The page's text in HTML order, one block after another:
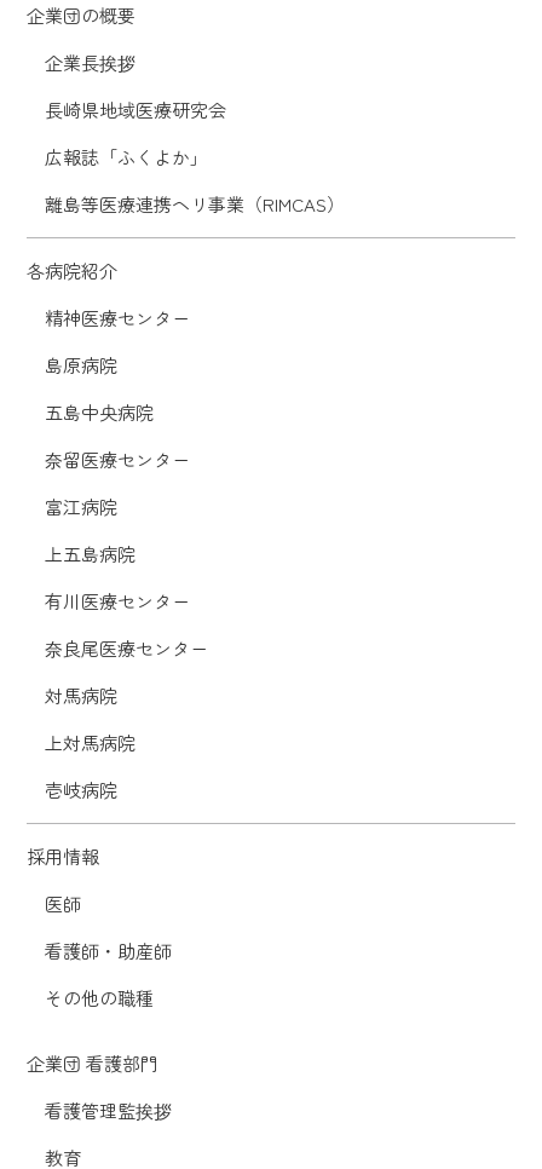
企業団の概要
企業長挨拶
長崎県地域医療研究会
広報誌「ふくよか」
離島等医療連携ヘリ事業（RIMCAS）
各病院紹介
精神医療センター
島原病院
五島中央病院
奈留医療センター
富江病院
上五島病院
有川医療センター
奈良尾医療センター
対馬病院
上対馬病院
壱岐病院
採用情報
医師
看護師・助産師
その他の職種
企業団 看護部門
看護管理監挨拶
教育